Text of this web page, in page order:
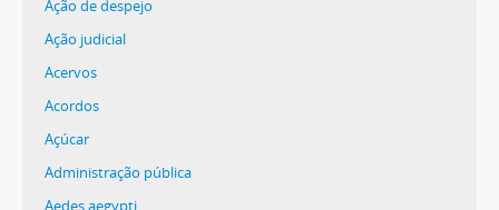
Ação de despejo
Ação judicial
Acervos
Acordos
Açúcar
Administração pública
Aedes aegypti